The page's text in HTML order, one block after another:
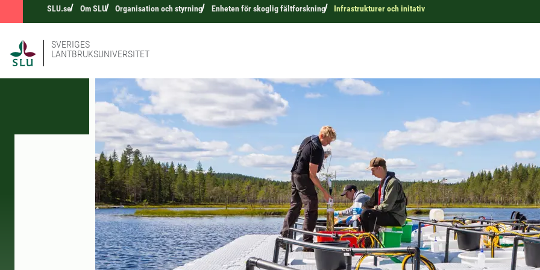
SLU.se Om SLU Organisation och styrning Enheten för skoglig fältforskning Infrastrukturer och initativ
SVERIGES
LANTBRUKSUNIVERSITET